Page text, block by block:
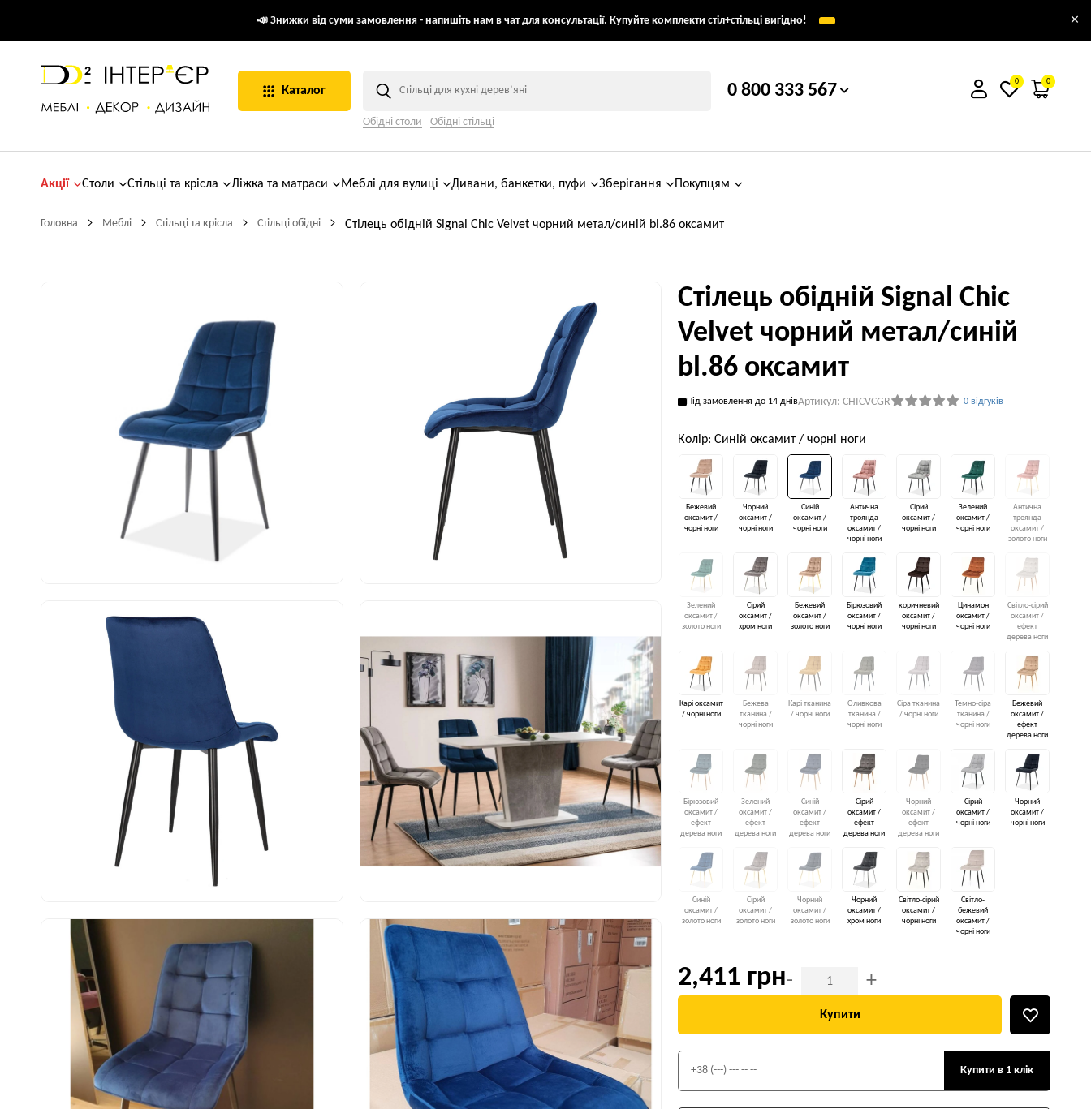
📣 Знижки від суми замовлення - напишіть нам в чат для консультації. Купуйте комплекти стіл+стільці вигідно! ×
Каталог
Обідні столи Обідні стільці
0 800 333 567 0 0
Акції Столи Стільці та крісла Ліжка та матраси Меблі для вулиці Дивани, банкетки, пуфи Зберігання Покупцям
Головна Меблі Стільці та крісла Стільці обідні Стілець обідній Signal Chic Velvet чорний метал/синій bl.86 оксамит
Стілець обідній Signal Chic
Velvet чорний метал/синій
bl.86 оксамит
Під замовлення до 14 днівАртикул: CHICVCGR 0 відгуків
Колір: Синій оксамит / чорні ноги
Бежевий
оксамит /
чорні ноги
Чорний
оксамит /
чорні ноги
Синій
оксамит /
чорні ноги
Антична
троянда
оксамит /
чорні ноги
Сірий
оксамит /
чорні ноги
Зелений
оксамит /
чорні ноги
Антична
троянда
оксамит /
золото ноги
Зелений
оксамит /
золото ноги
Сірий
оксамит /
хром ноги
Бежевий
оксамит /
золото ноги
Бірюзовий
оксамит /
чорні ноги
коричневий
оксамит /
чорні ноги
Цинамон
оксамит /
чорні ноги
Світло-сірий
оксамит /
ефект
дерева ноги
Карі оксамит
/ чорні ноги
Бежева
тканина /
чорні ноги
Карі тканина
/ чорні ноги
Оливкова
тканина /
чорні ноги
Сіра тканина
/ чорні ноги
Темно-сіра
тканина /
чорні ноги
Бежевий
оксамит /
ефект
дерева ноги
Бірюзовий
оксамит /
ефект
дерева ноги
Зелений
оксамит /
ефект
дерева ноги
Синій
оксамит /
ефект
дерева ноги
Сірий
оксамит /
ефект
дерева ноги
Чорний
оксамит /
ефект
дерева ноги
Сірий
оксамит /
чорні ноги
Чорний
оксамит /
чорні ноги
Синій
оксамит /
золото ноги
Сірий
оксамит /
золото ноги
Чорний
оксамит /
золото ноги
Чорний
оксамит /
хром ноги
Світло-сірий
оксамит /
чорні ноги
Світло-
бежевий
оксамит /
чорні ноги
2,411 грн- +
Купити
Купити в 1 клік